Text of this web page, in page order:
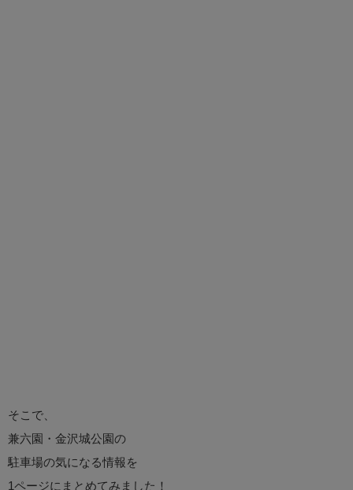
そこで、
兼六園・金沢城公園の
駐車場の気になる情報を
1ページにまとめてみました！